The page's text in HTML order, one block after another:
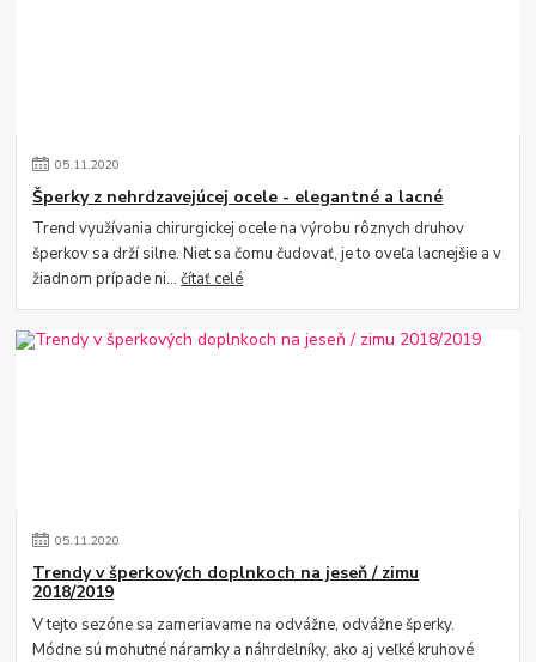
05.11.2020
Šperky z nehrdzavejúcej ocele - elegantné a lacné
Trend využívania chirurgickej ocele na výrobu rôznych druhov
šperkov sa drží silne. Niet sa čomu čudovať, je to oveľa lacnejšie a v
žiadnom prípade ni...čítať celé
05.11.2020
Trendy v šperkových doplnkoch na jeseň / zimu
2018/2019
V tejto sezóne sa zameriavame na odvážne, odvážne šperky.
Módne sú mohutné náramky a náhrdelníky, ako aj veľké kruhové